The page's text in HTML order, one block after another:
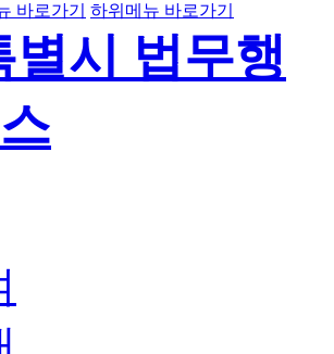
바로가기 하위메뉴 바로가기